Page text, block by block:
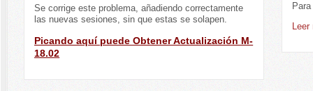
Se corrige este problema, añadiendo correctamente
las nuevas sesiones, sin que estas se solapen.
Picando aquí puede Obtener Actualización M-
18.02